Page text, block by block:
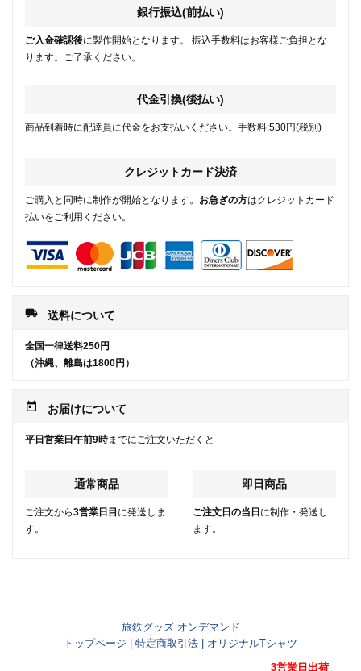
銀行振込(前払い)
ご入金確認後に製作開始となります。 振込手数料はお客様ご負担とな
ります。ご了承ください。
代金引換(後払い)
商品到着時に配達員に代金をお支払いください。手数料:530円(税別)
クレジットカード決済
ご購入と同時に制作が開始となります。 お急ぎの方はクレジットカード
払いをご利用ください。
local_shipping 送料について
全国一律送料250円
（沖縄、離島は1800円）
today お届けについて
平日営業日午前9時までにご注文いただくと
通常商品
ご注文から3営業日目 に発送しま
す。
即日商品
ご注文日の当日 に制作・発送し
ます。
旅鉄グッズ オンデマンド
トップページ
特定商取引法
オリジナルTシャツ
3営業日出荷